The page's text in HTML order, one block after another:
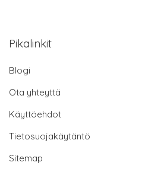
Pikalinkit
Blogi
Ota yhteyttä
Käyttöehdot
Tietosuojakäytäntö
Sitemap